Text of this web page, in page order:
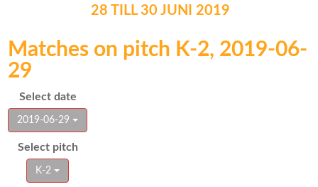
28 TILL 30 JUNI 2019
Matches on pitch K-2, 2019-06-
29
Select date
2019-06-29
Select pitch
K-2